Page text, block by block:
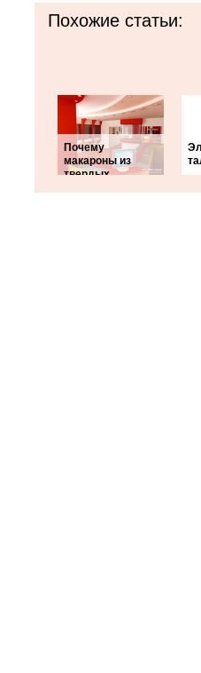
Похожие статьи:
Почему
макароны из
твердых